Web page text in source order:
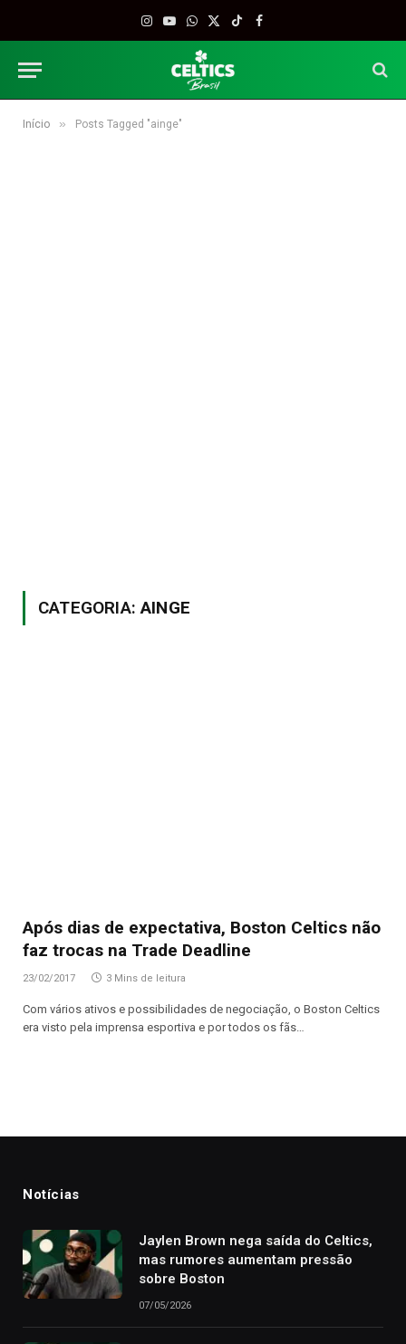
Instagram
YouTube
WhatsApp
X
TikTokFacebook
Início » Posts Tagged "ainge"
CATEGORIA:AINGE
Após dias de expectativa, Boston Celtics não
faz trocas na Trade Deadline
23/02/2017 3 Mins de leitura
Com vários ativos e possibilidades de negociação, o Boston Celtics
era visto pela imprensa esportiva e por todos os fãs…
Notícias
Jaylen Brown nega saída do Celtics,
mas rumores aumentam pressão
sobre Boston
07/05/2026